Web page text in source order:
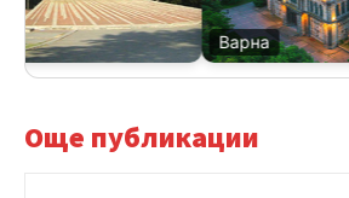
Варна
Още публикации